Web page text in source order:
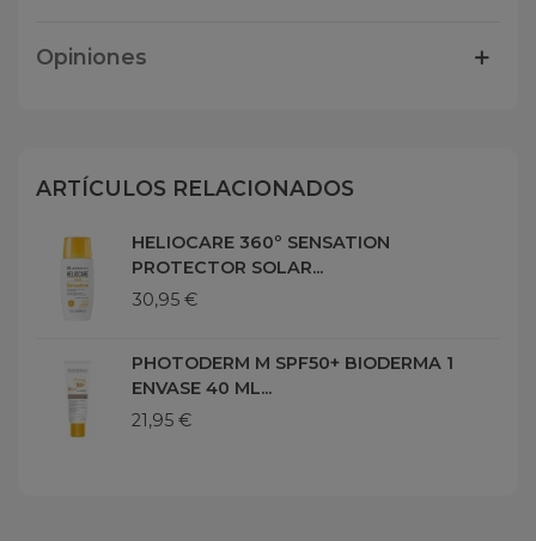
Opiniones
ARTÍCULOS RELACIONADOS
HELIOCARE 360º SENSATION
PROTECTOR SOLAR...
30,95 €
PHOTODERM M SPF50+ BIODERMA 1
ENVASE 40 ML...
21,95 €